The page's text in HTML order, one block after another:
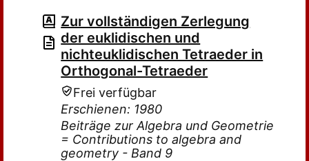
Zur vollständigen Zerlegung
der euklidischen und
nichteuklidischen Tetraeder in
Orthogonal-Tetraeder
Frei verfügbar
Erschienen: 1980
Beiträge zur Algebra und Geometrie
= Contributions to algebra and
geometry - Band 9